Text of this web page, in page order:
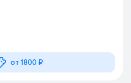
от 1800 ₽